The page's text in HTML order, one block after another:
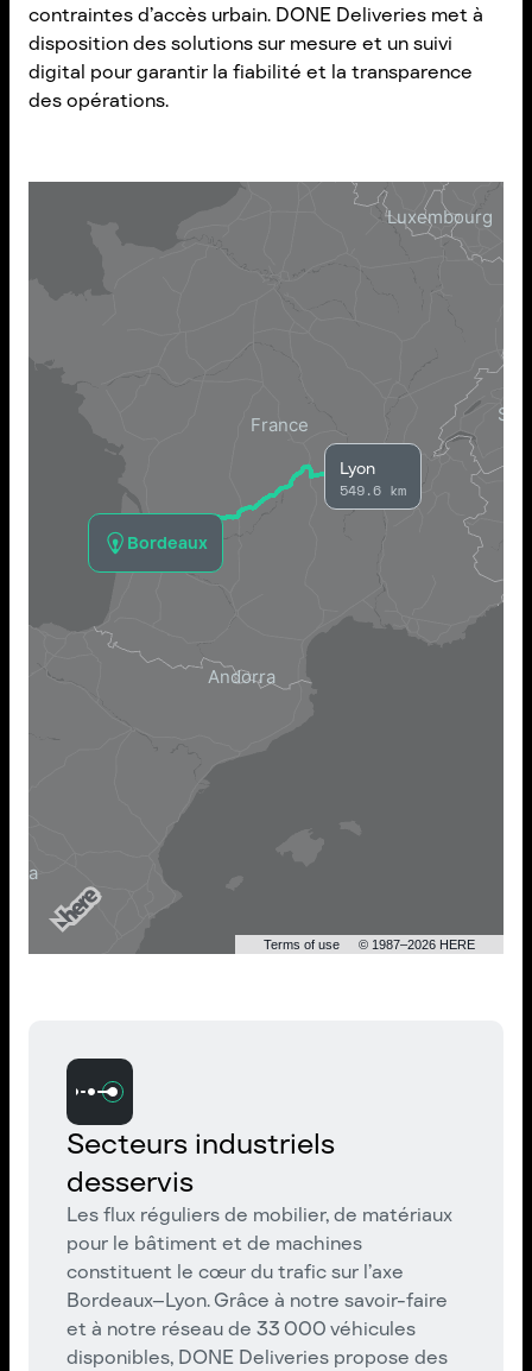
contraintes d’accès urbain. DONE Deliveries met à
disposition des solutions sur mesure et un suivi
digital pour garantir la fiabilité et la transparence
des opérations.
Bordeaux
Lyon
549.6 km
Terms of use © 1987–2026 HERE
Secteurs industriels
desservis
Les flux réguliers de mobilier, de matériaux
pour le bâtiment et de machines
constituent le cœur du trafic sur l’axe
Bordeaux–Lyon. Grâce à notre savoir-faire
et à notre réseau de 33 000 véhicules
disponibles, DONE Deliveries propose des